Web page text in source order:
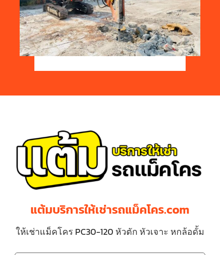
แต้มบริการให้เช่ารถแม็คโคร.com
ให้เช่าแม็คโคร PC30-120 หัวตัก หัวเจาะ หกล้อดั้ม